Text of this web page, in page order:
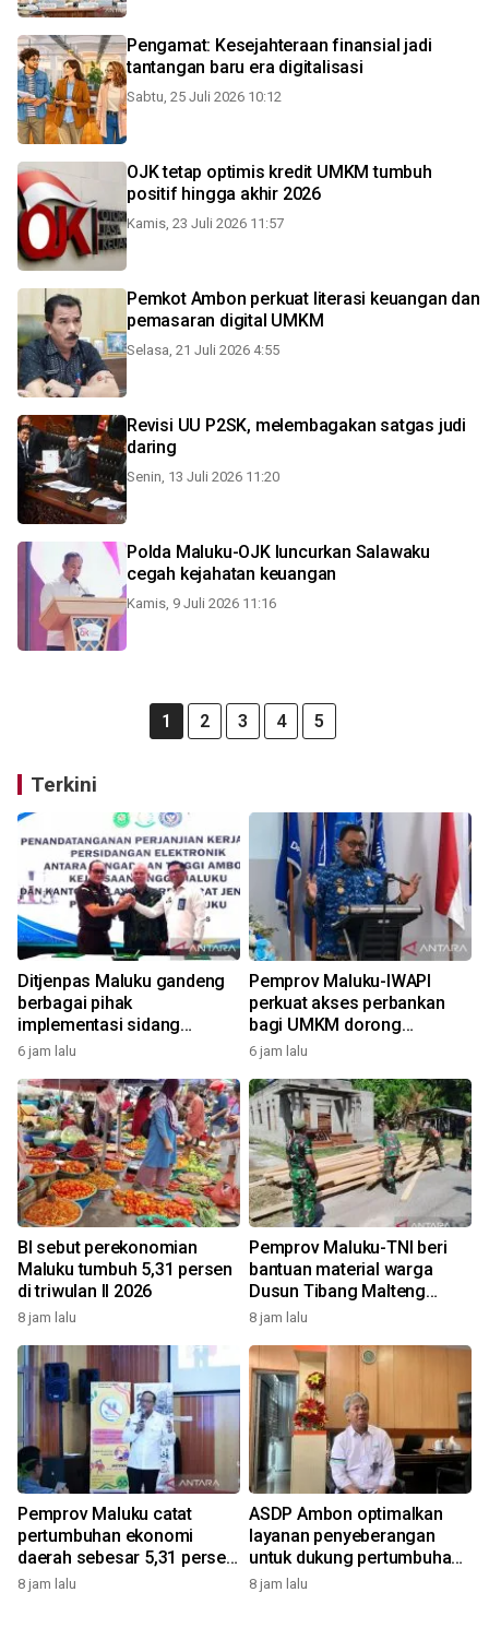
Pengamat: Kesejahteraan finansial jadi
tantangan baru era digitalisasi
Sabtu, 25 Juli 2026 10:12
OJK tetap optimis kredit UMKM tumbuh
positif hingga akhir 2026
Kamis, 23 Juli 2026 11:57
Pemkot Ambon perkuat literasi keuangan dan
pemasaran digital UMKM
Selasa, 21 Juli 2026 4:55
Revisi UU P2SK, melembagakan satgas judi
daring
Senin, 13 Juli 2026 11:20
Polda Maluku-OJK luncurkan Salawaku
cegah kejahatan keuangan
Kamis, 9 Juli 2026 11:16
1 2 3 4 5
Terkini
Ditjenpas Maluku gandeng
berbagai pihak
implementasi sidang
elektronik dukung
6 jam lalu
Pemprov Maluku-IWAPI
perkuat akses perbankan
bagi UMKM dorong
pertumbuhan ekonomi
6 jam lalu
BI sebut perekonomian
Maluku tumbuh 5,31 persen
di triwulan II 2026
8 jam lalu
Pemprov Maluku-TNI beri
bantuan material warga
Dusun Tibang Malteng
percepat rehabilitasi
8 jam lalu
Pemprov Maluku catat
pertumbuhan ekonomi
daerah sebesar 5,31 persen
yoy triwulan II 2026
8 jam lalu
ASDP Ambon optimalkan
layanan penyeberangan
untuk dukung pertumbuhan
ekonomi dan pariwisata
8 jam lalu